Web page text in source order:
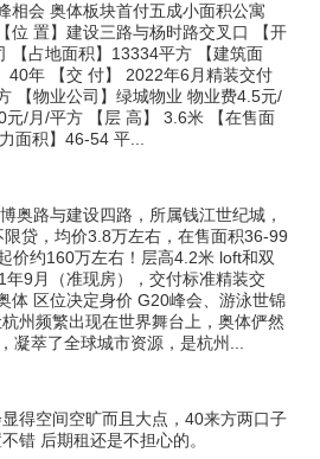
相会 奥体板块首付五成小面积公寓
位 置】建设三路与杨时路交叉口 【开
【占地面积】13334平方 【建筑面
40年 【交 付】 2022年6月精装交付
【物业公司】绿城物业 物业费4.5元/
/月/平方 【层 高】 3.6米 【在售面
面积】46-54 平...
奥路与建设四路，所属钱江世纪城，
贷，均价3.8万左右，在售面积36-99
价约160万左右！层高4.2米 loft和双
9月（准现房），交付标准精装交
体 区位决定身价 G20峰会、游泳世锦
州频繁出现在世界舞台上，奥体俨然
凝萃了全球城市资源，是杭州...
得空间空旷而且大点，40来方两口子
错 后期租还是不担心的。